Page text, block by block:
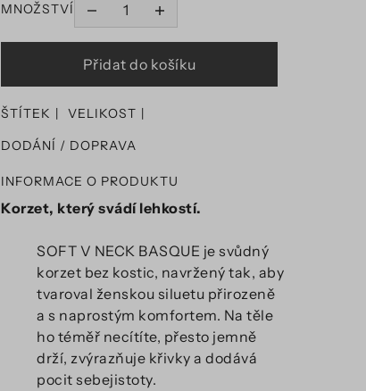
MNOŽSTVÍ
ŠTÍTEK
VELIKOST
DODÁNÍ / DOPRAVA
INFORMACE O PRODUKTU
Korzet, který svádí lehkostí.
SOFT V NECK BASQUE je svůdný
korzet bez kostic, navržený tak, aby
tvaroval ženskou siluetu přirozeně
a s naprostým komfortem. Na těle
ho téměř necítíte, přesto jemně
drží, zvýrazňuje křivky a dodává
pocit sebejistoty.